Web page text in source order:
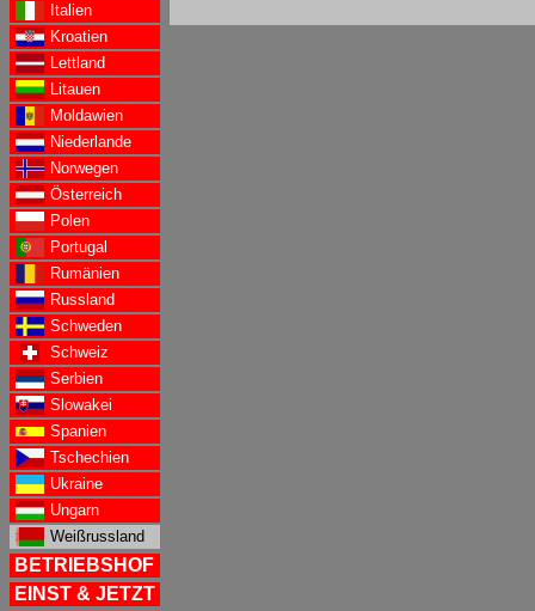
Italien
Kroatien
Lettland
Litauen
Moldawien
Niederlande
Norwegen
Österreich
Polen
Portugal
Rumänien
Russland
Schweden
Schweiz
Serbien
Slowakei
Spanien
Tschechien
Ukraine
Ungarn
Weißrussland
BETRIEBSHOF
EINST & JETZT